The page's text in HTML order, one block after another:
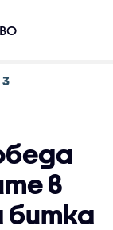
в
битка